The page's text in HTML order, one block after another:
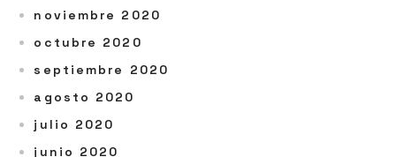
noviembre 2020
octubre 2020
septiembre 2020
agosto 2020
julio 2020
junio 2020